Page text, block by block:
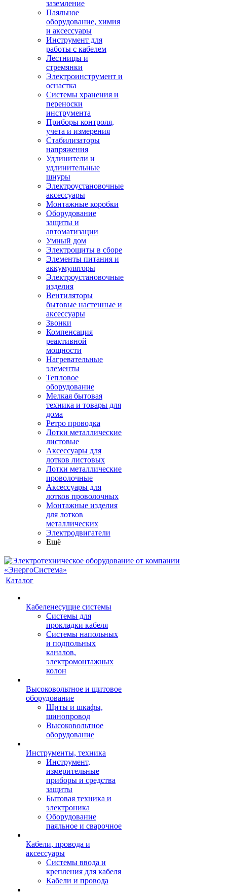
заземление
Паяльное
оборудование, химия
и аксессуары
Инструмент для
работы с кабелем
Лестницы и
стремянки
Электроинструмент и
оснастка
Системы хранения и
переноски
инструмента
Приборы контроля,
учета и измерения
Стабилизаторы
напряжения
Удлинители и
удлинительные
шнуры
Электроустановочные
аксессуары
Монтажные коробки
Оборудование
защиты и
автоматизации
Умный дом
Электрощиты в сборе
Элементы питания и
аккумуляторы
Электроустановочные
изделия
Вентиляторы
бытовые настенные и
аксессуары
Звонки
Компенсация
реактивной
мощности
Нагревательные
элементы
Тепловое
оборудование
Мелкая бытовая
техника и товары для
дома
Ретро проводка
Лотки металлические
листовые
Аксессуары для
лотков листовых
Лотки металлические
проволочные
Аксессуары для
лотков проволочных
Монтажные изделия
для лотков
металлических
Электродвигатели
Ещё
Каталог
Кабеленесущие системы
Системы для
прокладки кабеля
Системы напольных
и подпольных
каналов,
электромонтажных
колон
Высоковольтное и щитовое
оборудование
Щиты и шкафы,
шинопровод
Высоковольтное
оборудование
Инструменты, техника
Инструмент,
измерительные
приборы и средства
защиты
Бытовая техника и
электроника
Оборудование
паяльное и сварочное
Кабели, провода и
аксессуары
Системы ввода и
крепления для кабеля
Кабели и провода